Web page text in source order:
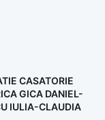
CASATORIE
GICA DANIEL-
IULIA-CLAUDIA